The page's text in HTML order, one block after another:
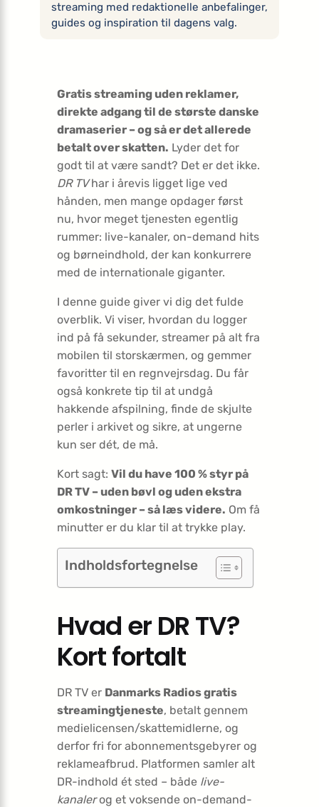
streaming med redaktionelle anbefalinger,
guides og inspiration til dagens valg.
Gratis streaming uden reklamer,
direkte adgang til de største danske
dramaserier – og så er det allerede
betalt over skatten. Lyder det for
godt til at være sandt? Det er det ikke.
DR TVhar i årevis ligget lige ved
hånden, men mange opdager først
nu, hvor meget tjenesten egentlig
rummer: live-kanaler, on-demand hits
og børneindhold, der kan konkurrere
med de internationale giganter.
I denne guide giver vi dig det fulde
overblik. Vi viser, hvordan du logger
ind på få sekunder, streamer på alt fra
mobilen til storskærmen, og gemmer
favoritter til en regnvejrsdag. Du får
også konkrete tip til at undgå
hakkende afspilning, finde de skjulte
perler i arkivet og sikre, at ungerne
kun ser dét, de må.
Kort sagt: Vil du have 100 % styr på
DR TV – uden bøvl og uden ekstra
omkostninger – så læs videre. Om få
minutter er du klar til at trykke play.
Indholdsfortegnelse
Hvad er DR TV?
Kort fortalt
DR TV er Danmarks Radios gratis
streamingtjeneste, betalt gennem
medielicensen/skattemidlerne, og
derfor fri for abonnementsgebyrer og
reklameafbrud. Platformen samler alt
DR-indhold ét sted – både live-
kanalerog et voksende on-demand-